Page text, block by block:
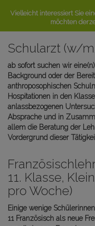
Vielleicht interessiert Sie
möchten
Schularzt (w/
ab sofort suchen wir
Background oder der
anthroposophischen
Hospitationen in den
anlassbezogenen
Absprache und in
allem die Beratung der
Vordergrund dieser
11. Klasse,
pro Woche)
Einige wenige
11 Französisch als neue